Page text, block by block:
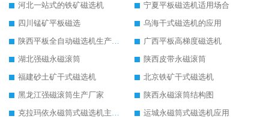
河北一站式的铁矿磁选机
宁夏平板磁选机适用场合
四川锰矿平板磁选
乌海干式磁选机的应用
陕西平板全自动磁选机生产厂家
广西平板高梯度磁选机
湖北强磁永磁滚筒
陕西皮带永磁滚筒
福建砂土矿干式磁选机
北京铁矿干式磁选机
黑龙江强磁滚筒生产厂家
陕西永磁滚筒结构图
克拉玛依永磁筒式磁选机主要技术参数
运城永磁筒式磁选机应用